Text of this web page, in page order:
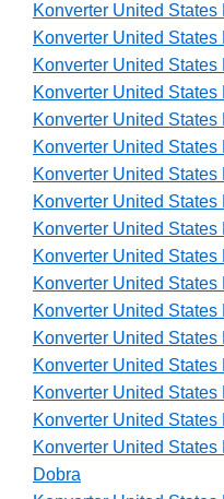
Konverter United
Konverter United
Konverter United
Konverter United States
Konverter United
Konverter United
Konverter United
Konverter United
Konverter United
Konverter United
Konverter United States
Konverter United
Konverter United
Konverter United
Konverter United
Konverter United
Konverter United
Dobra